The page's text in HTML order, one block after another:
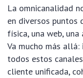
La omnicanalidad
en diversos puntos
física, una web,
Va mucho más
todos estos
cliente unificada,